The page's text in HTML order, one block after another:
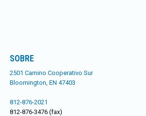
SOBRE
2501 Camino Cooperativo Sur
Bloomington, EN 47403
812-876-2021
812-876-3476 (fax)